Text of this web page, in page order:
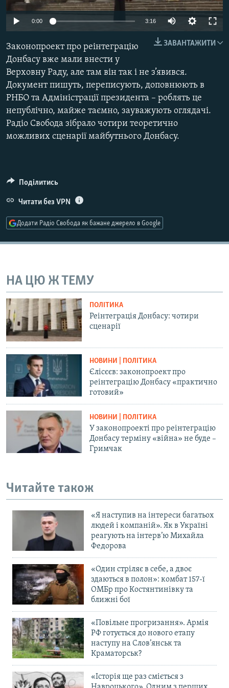
МУЛЬТИМЕДІА
ФОТО
СПЕЦПРОЄКТИ
ПОДКАСТИ
КРИМ РЕАЛІЇ
УКР
Усі сайти RFE/RL
0:00 3:16
ЗАВАНТАЖИТИ
Законопроект про реінтеграцію
Донбасу вже мали внести у
Верховну Раду, але там він так і не з’явився.
Документ пишуть, переписують, доповнюють в
РНБО та Адміністрації президента – роблять це
непублічно, майже таємно, зауважують оглядачі.
Радіо Свобода зібрало чотири теоретично
можливих сценарії майбутнього Донбасу.
Поділитись
Читати без VPN
Додати Радіо Свобода як бажане джерело в Google
НА ЦЮ Ж ТЕМУ
ПОЛІТИКА
Реінтеграція Донбасу: чотири
сценарії
НОВИНИ | ПОЛІТИКА
Єлісєєв: законопроект про
реінтеграцію Донбасу «практично
готовий»
НОВИНИ | ПОЛІТИКА
У законопроекті про реінтеграцію
Донбасу терміну «війна» не буде –
Гримчак
Читайте також
«Я наступив на інтереси багатьох
людей і компаній». Як в Україні
реагують на інтерв’ю Михайла
Федорова
«Один стріляє в себе, а двоє
здаються в полон»: комбат 157-ї
ОМБр про Костянтинівку та
ближні бої
«Повільне прогризання». Армія
РФ готується до нового етапу
наступу на Слов’янськ та
Краматорськ?
«Історія ще раз сміється з